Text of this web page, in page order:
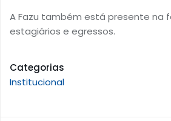
A Fazu também está presente na
estagiários e egressos.
Categorias
Institucional